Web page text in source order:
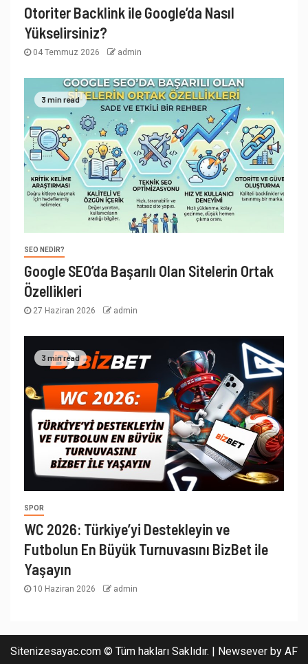
Otoriter Backlink ile Google’da Nasıl
Yükselirsiniz?
04 Temmuz 2026 admin
3 min read
SEO NEDIR?
Google SEO’da Başarılı Olan Sitelerin Ortak
Özellikleri
27 Haziran 2026 admin
3 min read
SPOR
WC 2026: Türkiye’yi Destekleyin ve
Futbolun En Büyük Turnuvasını BizBet ile
Yaşayın
10 Haziran 2026 admin
Sitenizesayac.com © Tüm hakları Saklıdır. Newsever by AF